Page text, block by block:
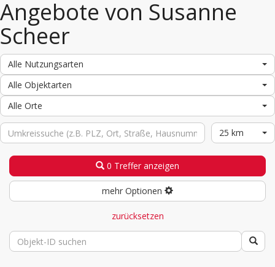
Angebote von Susanne
Scheer
Alle Nutzungsarten
Alle Objektarten
Alle Orte
25 km
0 Treffer anzeigen
mehr Optionen
zurücksetzen